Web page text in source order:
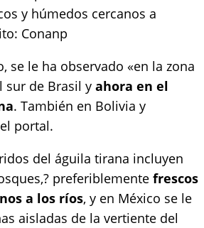
y húmedos cercanos a
Conanp
se le ha observado «en la zona
sur de Brasil y ahora en el
. También en Bolivia y
portal.
del águila tirana incluyen
preferiblemente frescos
a los ríos, y en México se le
aisladas de la vertiente del